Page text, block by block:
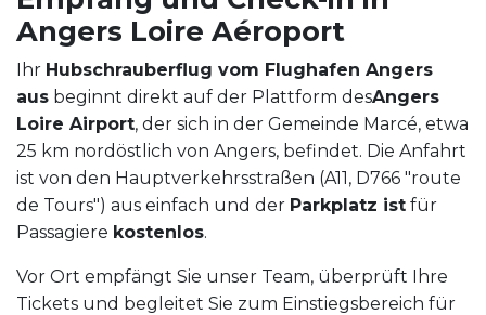
Angers Loire Aéroport
Ihr Hubschrauberflug vom Flughafen Angers
aus beginnt direkt auf der Plattform desAngers
Loire Airport, der sich in der Gemeinde Marcé, etwa
25 km nordöstlich von Angers, befindet. Die Anfahrt
ist von den Hauptverkehrsstraßen (A11, D766 "route
de Tours") aus einfach und der Parkplatz ist für
Passagiere kostenlos.
Vor Ort empfängt Sie unser Team, überprüft Ihre
Tickets und begleitet Sie zum Einstiegsbereich für